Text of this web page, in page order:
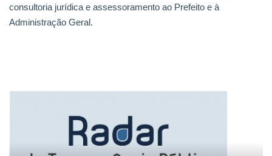
consultoria jurídica e assessoramento ao Prefeito e à
Administração Geral.